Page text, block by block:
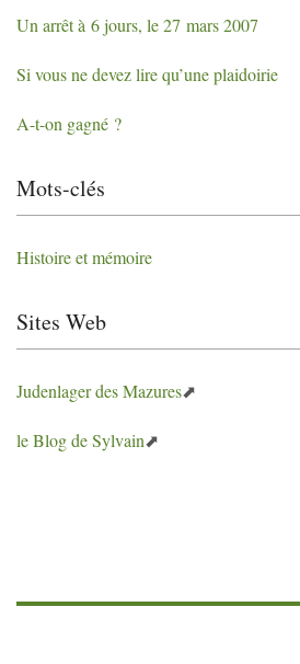
Un arrêt à 6 jours, le 27 mars 2007
Si vous ne devez lire qu’une plaidoirie
A-t-on gagné ?
Mots-clés
Histoire et mémoire
Sites Web
Judenlager des Mazures
le Blog de Sylvain